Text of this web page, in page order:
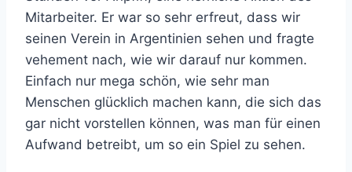
Mitarbeiter. Er war so sehr erfreut, dass wir
seinen Verein in Argentinien sehen und fragte
vehement nach, wie wir darauf nur kommen.
Einfach nur mega schön, wie sehr man
Menschen glücklich machen kann, die sich das
gar nicht vorstellen können, was man für einen
Aufwand betreibt, um so ein Spiel zu sehen.